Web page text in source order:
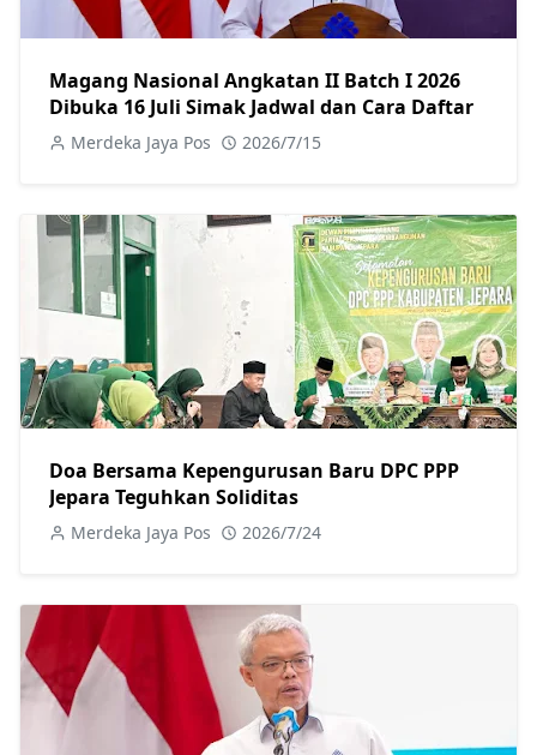
Magang Nasional Angkatan II Batch I 2026
Dibuka 16 Juli Simak Jadwal dan Cara Daftar
Merdeka Jaya Pos 2026/7/15
Doa Bersama Kepengurusan Baru DPC PPP
Jepara Teguhkan Soliditas
Merdeka Jaya Pos 2026/7/24